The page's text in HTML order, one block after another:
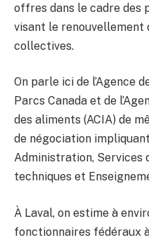
offres dans le cadre des
visant le renouvellement
collectives.
On parle ici de l’Agence
Parcs Canada et de
des aliments (ACIA) de
de négociation
Administration, Services
techniques et
À Laval, on estime à
fonctionnaires fédéraux